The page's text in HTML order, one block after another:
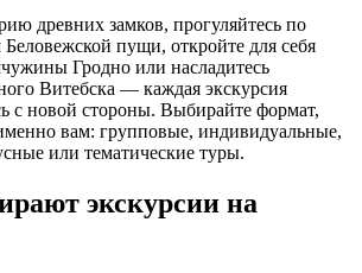
древних замков, прогуляйтесь по
пущи, откройте для себя
Гродно или насладитесь
Витебска — каждая экскурсия
с новой стороны. Выбирайте формат,
вам: групповые, индивидуальные,
или тематические туры.
экскурсии на